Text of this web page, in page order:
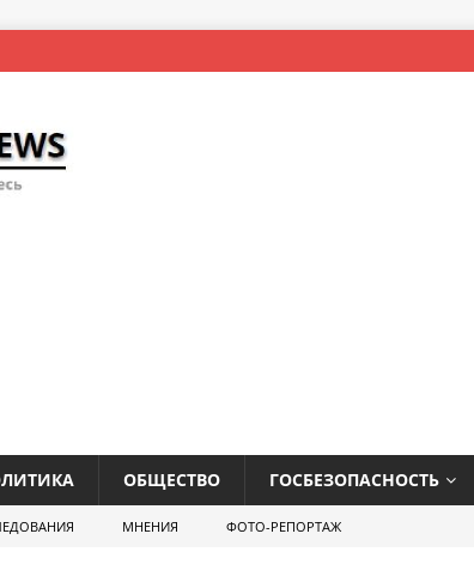
ОБЩЕСТВО ГОСБЕЗОПАСНОСТЬ
МНЕНИЯ ФОТО-РЕПОРТАЖ